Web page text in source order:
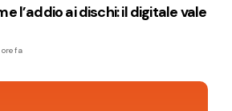
l’addio ai dischi: il digitale vale
fa